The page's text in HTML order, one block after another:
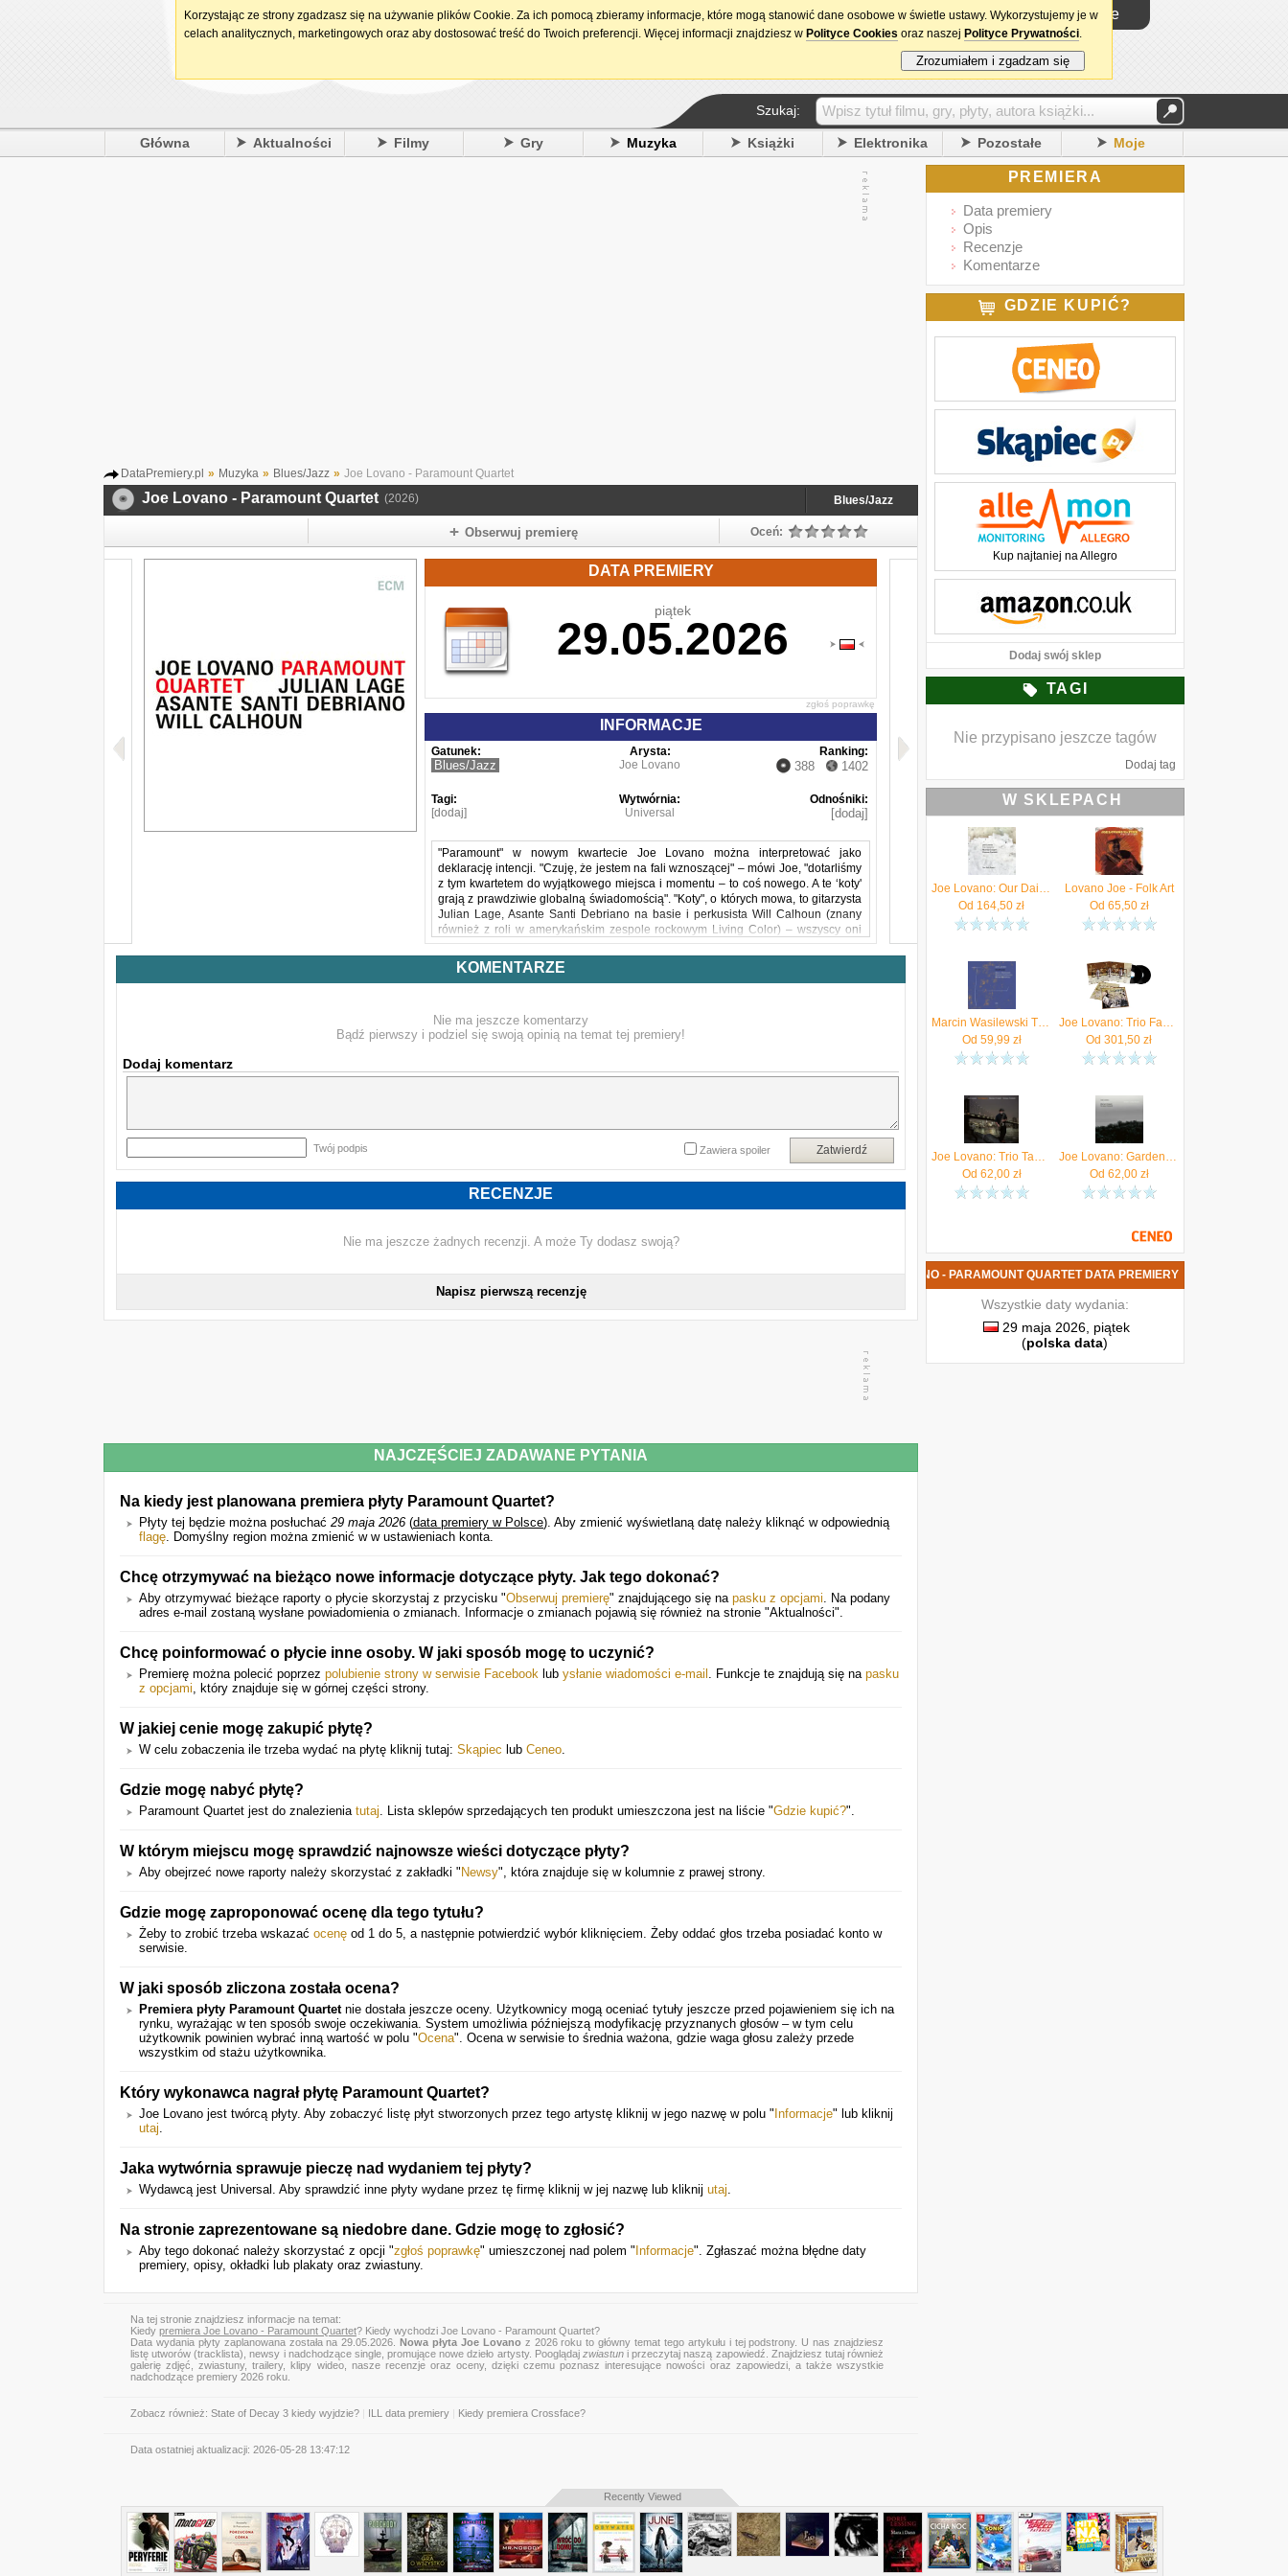
15. urodziny DataPremiery.pl Logowanie
Szukaj:
Główna Aktualności Filmy Gry Muzyka Książki Elektronika Pozostałe Moje
DataPremiery.pl » Muzyka » Blues/Jazz » Joe Lovano - Paramount Quartet
Joe Lovano - Paramount Quartet (2026) Blues/Jazz
Obserwuj premierę Oceń:
DATA PREMIERY
piątek
29.05.2026
zgłoś poprawkę
INFORMACJE
Gatunek:
Blues/Jazz
Arysta:
Joe Lovano
Ranking:
388 1402
Tagi:
[dodaj]
Wytwórnia:
Universal
Odnośniki:
[dodaj]
"Paramount" w nowym kwartecie Joe Lovano można interpretować jako
deklarację intencji. "Czuję, że jestem na fali wznoszącej" – mówi Joe, "dotarliśmy
z tym kwartetem do wyjątkowego miejsca i momentu – to coś nowego. A te ‘koty'
grają z prawdziwie globalną świadomością". "Koty", o których mowa, to gitarzysta
Julian Lage, Asante Santi Debriano na basie i perkusista Will Calhoun (znany
również z roli w amerykańskim zespole rockowym Living Color) – wszyscy oni
pomagają kształtować nowy rozdział w rozległej twórczości Joe Lovano w
Paramount Quartet. Recenzując londyński koncert zespołu na kilka dni przed
sesją nagraniową, "Financial Times" zachwycał się tym, jak "najnowszy projekt
ekstrawertyczne, a następnie intymne i delikatne brzmienie prezentują
instrumentaliści reprezentujący cztery pokolenia w bogatym programie, na który
KOMENTARZE
Nie ma jeszcze komentarzy
Bądź pierwszy i podziel się swoją opinią na temat tej premiery!
Dodaj komentarz
Twój podpis Zatwierdź
Zawiera spoiler
RECENZJE
Nie ma jeszcze żadnych recenzji. A może Ty dodasz swoją?
Napisz pierwszą recenzję
NAJCZĘŚCIEJ ZADAWANE PYTANIA
Na kiedy jest planowana premiera płyty Paramount Quartet?
Płyty tej będzie można posłuchać 29 maja 2026 (data premiery w Polsce). Aby zmienić wyświetlaną datę należy kliknąć w odpowiednią
flagę. Domyślny region można zmienić w w ustawieniach konta.
Chcę otrzymywać na bieżąco nowe informacje dotyczące płyty. Jak tego dokonać?
Aby otrzymywać bieżące raporty o płycie skorzystaj z przycisku "Obserwuj premierę" znajdującego się na pasku z opcjami. Na podany
adres e-mail zostaną wysłane powiadomienia o zmianach. Informacje o zmianach pojawią się również na stronie "Aktualności".
Chcę poinformować o płycie inne osoby. W jaki sposób mogę to uczynić?
Premierę można polecić poprzez polubienie strony w serwisie Facebook lub ysłanie wiadomości e-mail . Funkcje te znajdują się na pasku
z opcjami, który znajduje się w górnej części strony.
W jakiej cenie mogę zakupić płytę?
W celu zobaczenia ile trzeba wydać na płytę kliknij tutaj: Skąpiec lub Ceneo.
Gdzie mogę nabyć płytę?
Paramount Quartet jest do znalezienia tutaj. Lista sklepów sprzedających ten produkt umieszczona jest na liście "Gdzie kupić?".
W którym miejscu mogę sprawdzić najnowsze wieści dotyczące płyty?
Aby obejrzeć nowe raporty należy skorzystać z zakładki " Newsy", która znajduje się w kolumnie z prawej strony.
Gdzie mogę zaproponować ocenę dla tego tytułu?
Żeby to zrobić trzeba wskazać ocenę od 1 do 5, a następnie potwierdzić wybór kliknięciem. Żeby oddać głos trzeba posiadać konto w
serwisie.
W jaki sposób zliczona została ocena?
Premiera płyty Paramount Quartetnie dostała jeszcze oceny. Użytkownicy mogą oceniać tytuły jeszcze przed pojawieniem się ich na
rynku, wyrażając w ten sposób swoje oczekiwania. System umożliwia późniejszą modyfikację przyznanych głosów – w tym celu
użytkownik powinien wybrać inną wartość w polu "Ocena". Ocena w serwisie to średnia ważona, gdzie waga głosu zależy przede
wszystkim od stażu użytkownika.
Który wykonawca nagrał płytę Paramount Quartet?
Joe Lovano jest twórcą płyty. Aby zobaczyć listę płyt stworzonych przez tego artystę kliknij w jego nazwę w polu " Informacje" lub kliknij
utaj.
Jaka wytwórnia sprawuje pieczę nad wydaniem tej płyty?
Wydawcą jest Universal. Aby sprawdzić inne płyty wydane przez tę firmę kliknij w jej nazwę lub kliknij utaj.
Na stronie zaprezentowane są niedobre dane. Gdzie mogę to zgłosić?
Aby tego dokonać należy skorzystać z opcji "zgłoś poprawkę" umieszczonej nad polem " Informacje". Zgłaszać można błędne daty
premiery, opisy, okładki lub plakaty oraz zwiastuny.
Na tej stronie znajdziesz informacje na temat:
Kiedy premiera Joe Lovano - Paramount Quartet? Kiedy wychodzi Joe Lovano - Paramount Quartet?
Data wydania płyty zaplanowana została na 29.05.2026.Nowa płyta Joe Lovanoz 2026 roku to główny temat tego artykułu i tej podstrony. U nas znajdziesz
listę utworów (tracklista), newsy i nadchodzące single, promujące nowe dzieło artysty. Pooglądaj zwiastuni przeczytaj naszą zapowiedź. Znajdziesz tutaj również
galerię zdjęć, zwiastuny, trailery, klipy wideo, nasze recenzje oraz oceny, dzięki czemu poznasz interesujące nowości oraz zapowiedzi, a także wszystkie
nadchodzące premiery 2026 roku.
Zobacz również: State of Decay 3 kiedy wyjdzie? ILL data premiery Kiedy premiera Crossface?
Data ostatniej aktualizacji: 2026-05-28 13:47:12
PREMIERA
Data premiery
Opis
Recenzje
Komentarze
GDZIE KUPIĆ?
Kup najtaniej na Allegro
Dodaj swój sklep
TAGI
Nie przypisano jeszcze tagów
Dodaj tag
W SKLEPACH
Joe Lovano: Our Daily Bread [Winyl]
Od 164,50 zł
Lovano Joe - Folk Art
Od 65,50zł
Marcin Wasilewski Trio & Joe Lovano - Homage (CD)
Od 59,99 zł
Joe Lovano: Trio Fascination (Tone Poet) [Winyl]
Od 301,50 zł
Joe Lovano: Trio Tapestry [CD]
Od 62,00zł
Joe Lovano: Garden Of Expression [CD]
Od 62,00zł
NOWA PŁYTA JOE LOVANO - PARAMOUNT QUARTET DATA PREMIERY
Wszystkie daty wydania:
29 maja 2026, piątek
(polska data)
Recently Viewed
Korzystając ze strony zgadzasz się na używanie plików Cookie. Za ich pomocą zbieramy informacje, które mogą stanowić dane osobowe w świetle ustawy. Wykorzystujemy je w
celach analitycznych, marketingowych oraz aby dostosować treść do Twoich preferencji. Więcej informacji znajdziesz w Polityce Cookies oraz naszej Polityce Prywatności.
Zrozumiałem i zgadzam się